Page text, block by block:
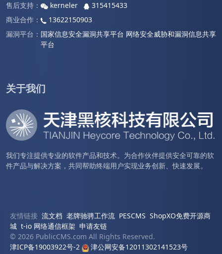
售后支持：
kerneler
315415433
商业合作：
13622150903
漏洞平台： 国家信息安全漏洞共享平台 网络安全威胁和漏洞信息共享
平台
关于我们
我们专注提供专业的软件产品和技术。为合作伙伴提供安全可靠的软
件产品与解决方案，共同帮助终端用户实现业务创新、快速发展。
友情链接 流文档 老牌驰骋工作流 PESCMS ShopXO免费开源商
城 t-io 网络通信框架 申请友链
© 2026 PublicCMS.com All Rights Reserved.
津ICP备19003922号-2
津公网安备12011302141523号